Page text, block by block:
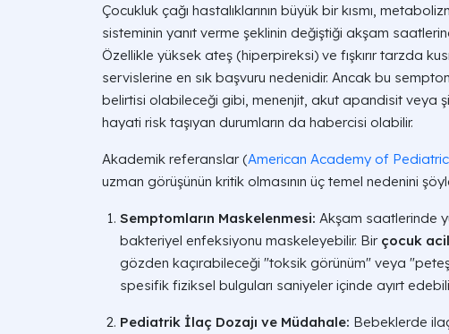
Çocukluk çağı hastalıklarının büyük bir kısmı,
sisteminin yanıt verme şeklinin değiştiği akşam
Özellikle yüksek ateş (hiperpireksi) ve fışkırır tarzda
servislerine en sık başvuru nedenidir. Ancak bu
belirtisi olabileceği gibi, menenjit, akut apandisit veya
hayati risk taşıyan durumların da habercisi olabilir.
Akademik referanslar (American Academy of
uzman görüşünün kritik olmasının üç temel nedenini
Semptomların Maskelenmesi: Akşam saatlerinde
bakteriyel enfeksiyonu maskeleyebilir. Bir çocuk
gözden kaçırabileceği "toksik görünüm" veya
spesifik fiziksel bulguları saniyeler içinde ayırt
Pediatrik İlaç Dozajı ve Müdahale: Bebeklerde